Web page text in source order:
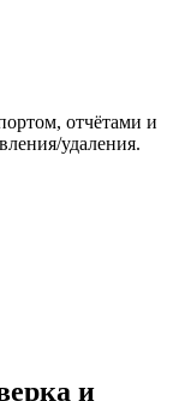
отчётами и
удаления.
и